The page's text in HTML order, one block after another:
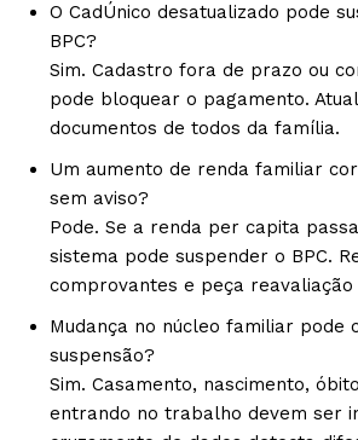
O CadÚnico desatualizado pode
BPC?
Sim. Cadastro fora de prazo ou
pode bloquear o pagamento.
documentos de todos da família.
Um aumento de renda familiar
sem aviso?
Pode. Se a renda per capita
sistema pode suspender o BPC.
comprovantes e peça reavaliação
Mudança no núcleo familiar pode
suspensão?
Sim. Casamento, nascimento,
entrando no trabalho devem ser